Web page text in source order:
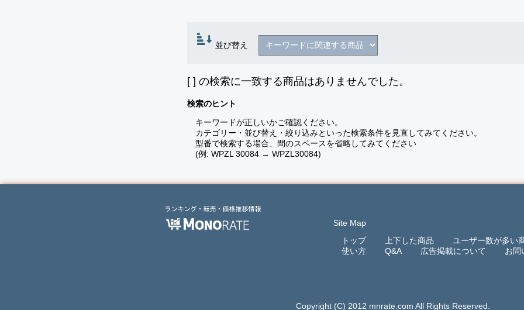
並び替え
[ ] の検索に一致する商品はありませんでした。
検索のヒント
キーワードが正しいかご確認ください。
カテゴリー・並び替え・絞り込みといった検索条件を見直してみてください。
型番で検索する場合、間のスペースを省略してみてください
(例: WPZL 30084 → WPZL30084)
Site Map
トップ
上下した商品
ユーザー数が多い
使い方
Q&A 広告掲載について お問
Copyright (C) 2012 mnrate.com All Rights Reserved.